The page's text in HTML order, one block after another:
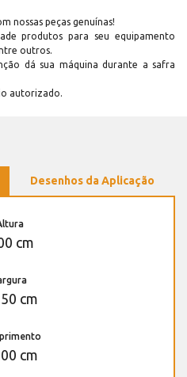
nossas peças genuínas!
produtos para seu equipamento
outros.
dá sua máquina durante a safra
autorizado.
Desenhos da Aplicação
cm
cm
cm